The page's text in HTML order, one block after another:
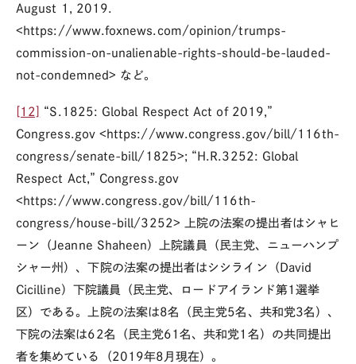
August 1, 2019.
<https://www.foxnews.com/opinion/trumps-
commission-on-unalienable-rights-should-be-lauded-
not-condemned> など。
[12]
“S.1825: Global Respect Act of 2019,”
Congress.gov <https://www.congress.gov/bill/116th-
congress/senate-bill/1825>; “H.R.3252: Global
Respect Act,” Congress.gov
<https://www.congress.gov/bill/116th-
congress/house-bill/3252> 上院の法案の提出者はシャヒ
ーン（Jeanne Shaheen）上院議員（民主党、ニューハンプ
シャー州）、下院の法案の提出者はシシライン（David
Cicilline）下院議員（民主党、ロードアイランド第1選挙
区）である。上院の法案は8名（民主党5名、共和党3名）、
下院の法案は62名（民主党61名、共和党1名）の共同提出
者を集めている（2019年8月現在）。